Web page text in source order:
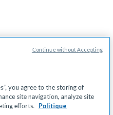
you agree to the storing of
site navigation, analyze site
efforts.
Politique
Continue without Accepting